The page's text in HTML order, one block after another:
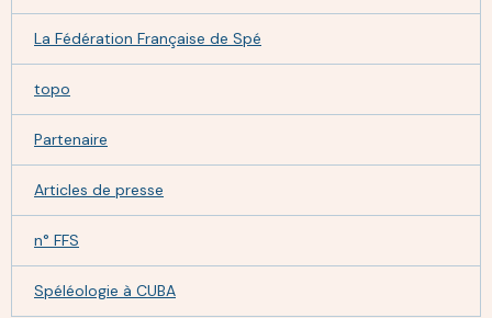
La Fédération Française de Spé
topo
Partenaire
Articles de presse
n° FFS
Spéléologie à CUBA